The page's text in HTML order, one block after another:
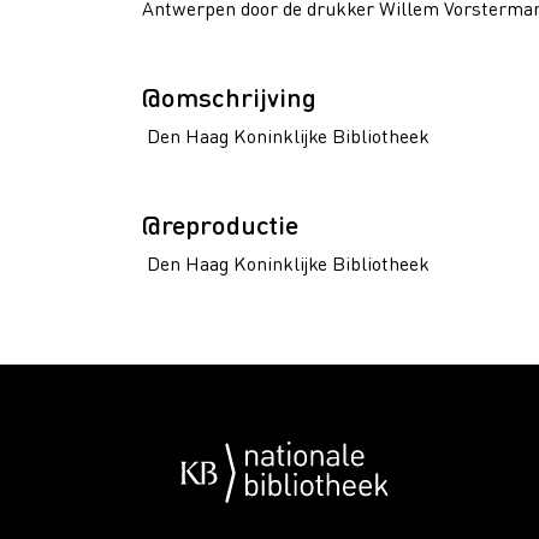
Antwerpen door de drukker Willem
@omschrijving
Den Haag Koninklijke Bibliotheek
@reproductie
Den Haag Koninklijke Bibliotheek